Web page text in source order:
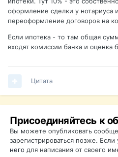
Заранее спасибо!
оформление сделки у нотариуса
переоформление договоров на
Если ипотека - то там общая
входят комиссии банка и
Цитата
Присоединяйтесь к
Вы можете опубликовать
зарегистрироваться позже. Если
него для написания от своего